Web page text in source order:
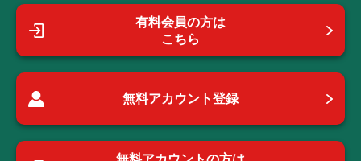
有料会員の方は
こちら
無料アカウント登録